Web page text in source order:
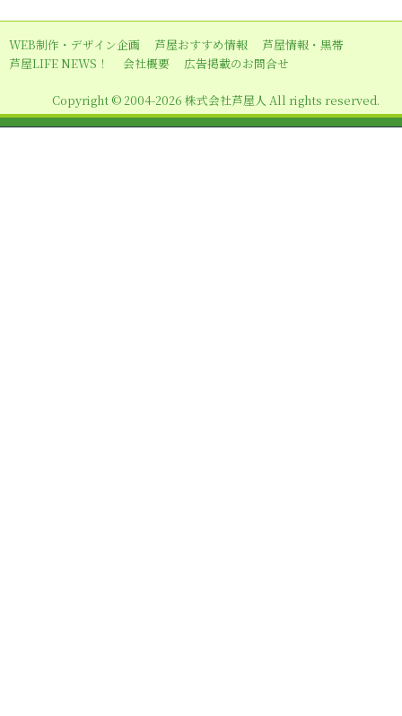
シ
ョ
WEB制作・デザイン企画 芦屋おすすめ情報
芦屋情報・黒帯
芦屋LIFE NEWS！
会社概要 広告掲載のお問合せ
Copyright © 2004-2026 株式会社芦屋人 All rights reserved.